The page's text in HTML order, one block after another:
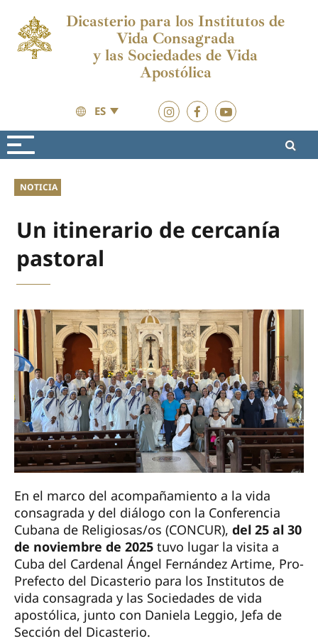
Dicasterio para los Institutos de
Vida Consagrada
y las Sociedades de Vida
Apostólica
ES
Actualidad
NOTICIA
Un itinerario de cercanía
pastoral
En el marco del acompañamiento a la vida
consagrada y del diálogo con la Conferencia
Cubana de Religiosas/os (CONCUR), del 25 al 30
de noviembre de 2025 tuvo lugar la visita a
Cuba del Cardenal Ángel Fernández Artime, Pro-
Prefecto del Dicasterio para los Institutos de
vida consagrada y las Sociedades de vida
apostólica, junto con Daniela Leggio, Jefa de
Sección del Dicasterio.